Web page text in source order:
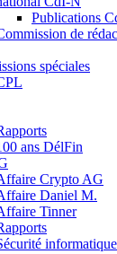
Publications
de
spéciales
ans DélFin
Crypto AG
Daniel M.
Tinner